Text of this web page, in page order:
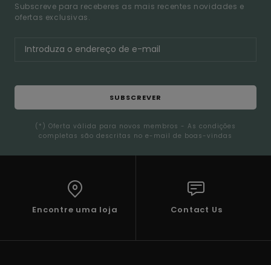
Subscreve para receberes as mais recentes novidades e
ofertas exclusivas.
SUBSCREVER
(*) Oferta válida para novos membros - As condições
completas são descritas no e-mail de boas-vindas
Encontre uma loja Contact Us